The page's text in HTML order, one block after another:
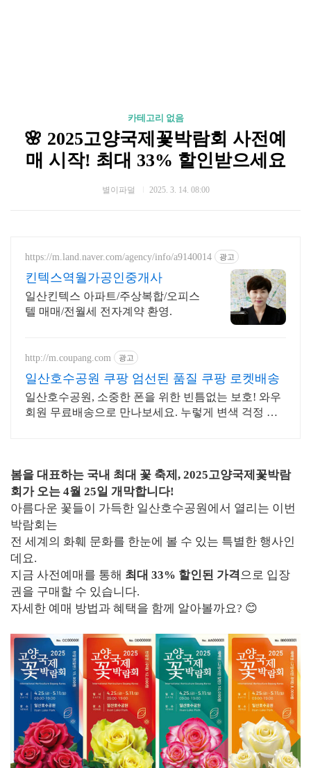
카테고리 없음
🌸 2025고양국제꽃박람회 사전예
매 시작! 최대 33% 할인받으세요
별이파덜 2025. 3. 14. 08:00
https://m.land.naver.com/agency/info/a9140014 광고
킨텍스역월가공인중개사
일산킨텍스 아파트/주상복합/오피스
텔 매매/전월세 전자계약 환영.
http://m.coupang.com 광고
일산호수공원 쿠팡 엄선된 품질 쿠팡 로켓배송
일산호수공원, 소중한 폰을 위한 빈틈없는 보호! 와우
회원 무료배송으로 만나보세요. 누렇게 변색 걱정 없
봄을 대표하는 국내 최대 꽃 축제, 2025고양국제꽃박람
회가 오는 4월 25일 개막합니다!
아름다운 꽃들이 가득한 일산호수공원에서 열리는 이번
박람회는
전 세계의 화훼 문화를 한눈에 볼 수 있는 특별한 행사인
데요.
지금 사전예매를 통해 최대 33% 할인된 가격으로 입장
권을 구매할 수 있습니다.
자세한 예매 방법과 혜택을 함께 알아볼까요? 😊